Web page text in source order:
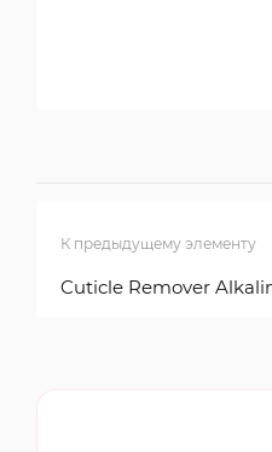
К предыдущему элементу
Cuticle Remover